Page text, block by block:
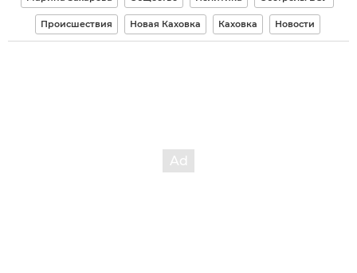
Происшествия Новая Каховка Каховка Новости